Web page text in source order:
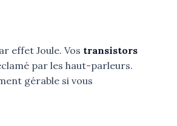
effet Joule. Vos transistors
par les haut-parleurs.
gérable si vous